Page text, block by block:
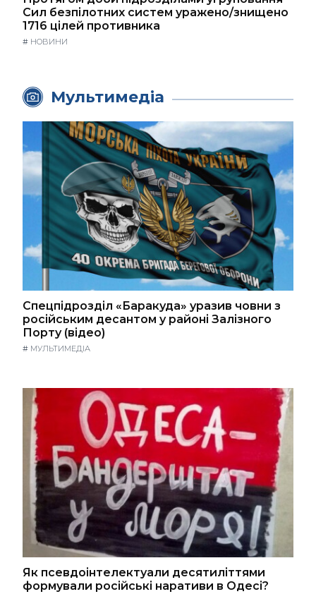
Сил безпілотних систем уражено/знищено
1716 цілей противника
# НОВИНИ
Мультимедіа
Спецпідрозділ «Баракуда» уразив човни з
російським десантом у районі Залізного
Порту (відео)
# МУЛЬТИМЕДІА
Як псевдоінтелектуали десятиліттями
формували російські наративи в Одесі?